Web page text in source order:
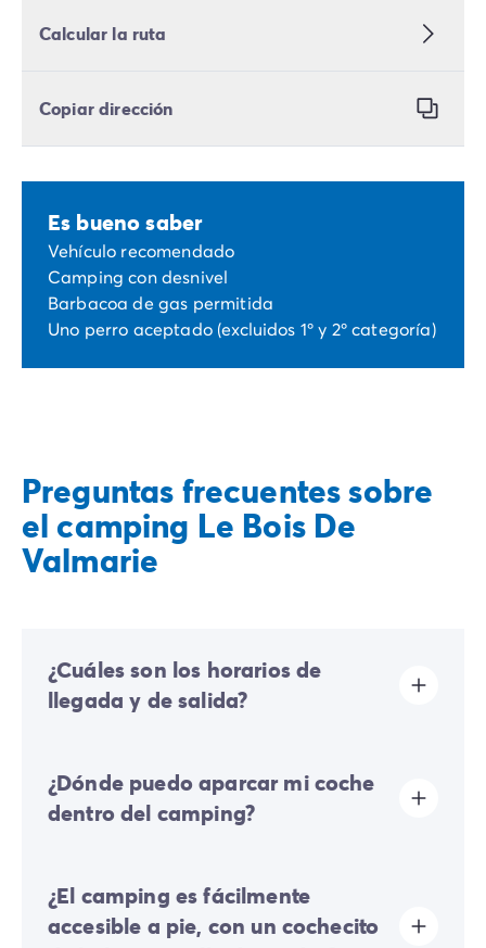
Calcular la ruta
Copiar dirección
Es bueno saber
Vehículo recomendado
Camping con desnivel
Barbacoa de gas permitida
Uno perro aceptado (excluidos 1º y 2º categoría)
Preguntas frecuentes sobre
el camping Le Bois De
Valmarie
¿Cuáles son los horarios de
llegada y de salida?
se realizan de 08:00 a 10:00. A tu llegada, dirígete
directamente a la recepción de Homair Vacances -
Eurocamp (marcas de nuestro grupo).
¿Dónde puedo aparcar mi coche
dentro del camping?
coche adicional deberá estacionar en el aparcamiento
¿El camping es fácilmente
accesible a pie, con un cochecito